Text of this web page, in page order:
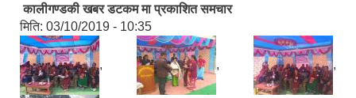
कालीगण्डकी खबर डटकम मा प्रकाशित समचार
मिति: 03/10/2019 - 10:35
, , ,